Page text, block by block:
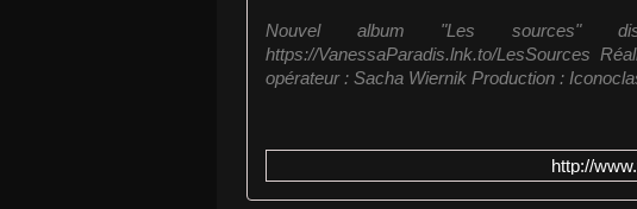
Nouvel album "Les sources"
https://VanessaParadis.lnk.to/LesSources
opérateur : Sacha Wiernik Production :
http://